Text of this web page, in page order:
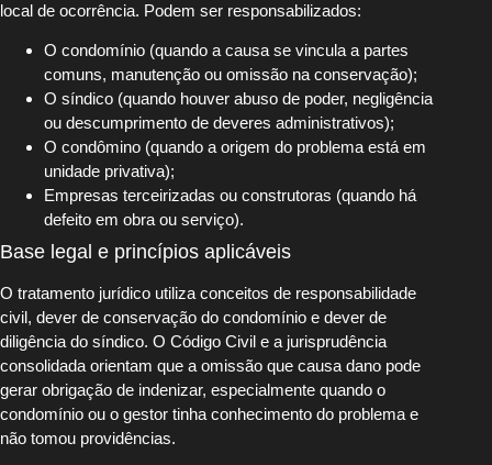
local de ocorrência. Podem ser responsabilizados:
O condomínio (quando a causa se vincula a partes
comuns, manutenção ou omissão na conservação);
O síndico (quando houver abuso de poder, negligência
ou descumprimento de deveres administrativos);
O condômino (quando a origem do problema está em
unidade privativa);
Empresas terceirizadas ou construtoras (quando há
defeito em obra ou serviço).
Base legal e princípios aplicáveis
O tratamento jurídico utiliza conceitos de responsabilidade
civil, dever de conservação do condomínio e dever de
diligência do síndico. O Código Civil e a jurisprudência
consolidada orientam que a omissão que causa dano pode
gerar obrigação de indenizar, especialmente quando o
condomínio ou o gestor tinha conhecimento do problema e
não tomou providências.